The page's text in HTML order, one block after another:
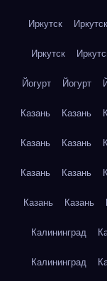
Иркутск Иркутск
Иркутск
Йогурт Йогурт
Казань Казань
Казань Казань
Казань Казань
Казань Казань
Калининград
Калининград